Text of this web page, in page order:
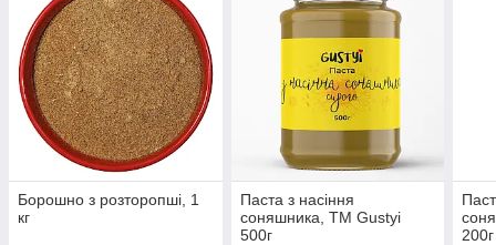
Борошно з розторопші, 1
кг
Паста з насіння
соняшника, ТМ Gustyi
500г
200г